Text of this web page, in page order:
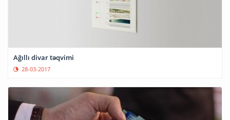
Ağıllı divar təqvimi
28-03-2017